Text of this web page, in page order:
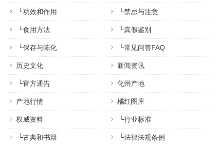
└功效和作用 └禁忌与注意
└食用方法 └真假鉴别
└保存与陈化 └常见问答FAQ
历史文化 新闻资讯
└官方通告 化州产地
产地行情 橘红图库
权威资料 └行业标准
└古典和书籍 └法律法规条例